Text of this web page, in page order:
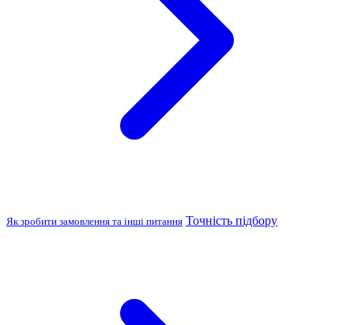
Як зробити замовлення та інші питання Точність підбору